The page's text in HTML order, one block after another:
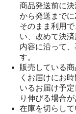
商品発送前に
から発送まで
そのまま利用
い、改めて決
内容に沿って
す。
販売している
くお届けにお
いるお届け予
り伸びる場合が
在庫を切らし